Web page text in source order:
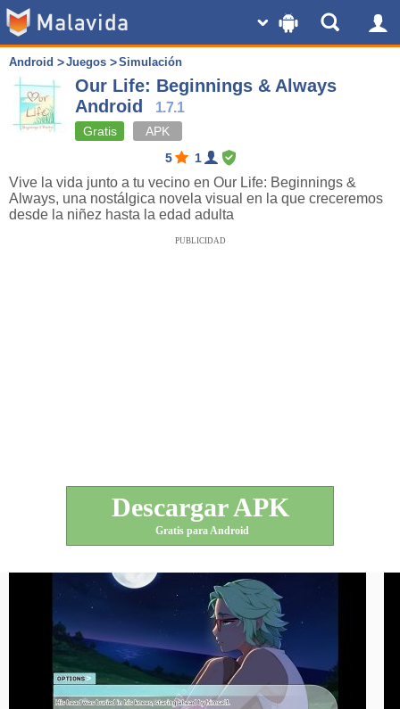
Android Juegos Simulación
Our Life: Beginnings & Always
Android
1.7.1
Gratis
APK
5
1
Vive la vida junto a tu vecino en Our Life: Beginnings &
Always, una nostálgica novela visual en la que creceremos
desde la niñez hasta la edad adulta
PUBLICIDAD
Descargar APK
Gratis para Android